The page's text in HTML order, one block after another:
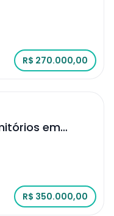
R$ 270.000,00
em
R$ 350.000,00